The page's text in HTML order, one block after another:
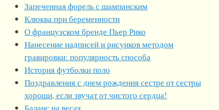
Запеченная форель с шампанским
Клюква при беременности
О французском бренде Пьер Рико
Нанесение надписей и рисунков методом
гравировки: популярность способа
История футболки поло
Поздравления с днем рождения сестре от сестры
хороши, если звучат от чистого сердца!